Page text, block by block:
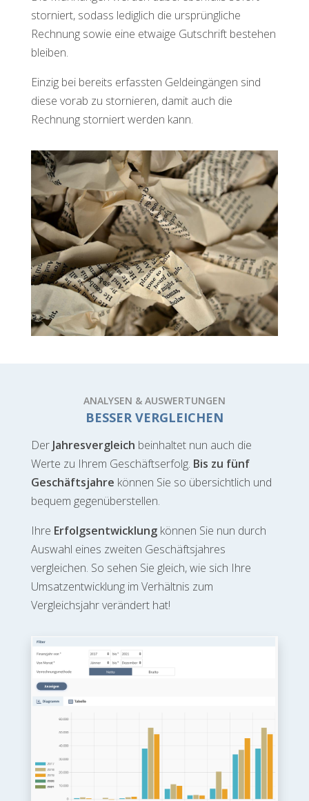
storniert, sodass lediglich die ursprüngliche
Rechnung sowie eine etwaige Gutschrift bestehen
bleiben.
Einzig bei bereits erfassten Geldeingängen sind
diese vorab zu stornieren, damit auch die
Rechnung storniert werden kann.
ANALYSEN & AUSWERTUNGEN
BESSER VERGLEICHEN
Der Jahresvergleich beinhaltet nun auch die
Werte zu Ihrem Geschäftserfolg. Bis zu fünf
Geschäftsjahre können Sie so übersichtlich und
bequem gegenüberstellen.
Ihre Erfolgsentwicklung können Sie nun durch
Auswahl eines zweiten Geschäftsjahres
vergleichen. So sehen Sie gleich, wie sich Ihre
Umsatzentwicklung im Verhältnis zum
Vergleichsjahr verändert hat!